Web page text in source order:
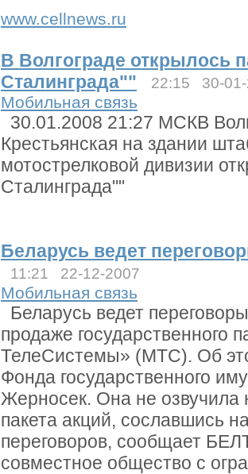
www.cellnews.ru
В Волгограде открылось
Сталинграда""
22:15 30-
Мобильная связь
30.01.2008 21:27 МСКВ
Крестьянская на здании
мотострелковой дивизии
Сталинграда""
Беларусь ведет
11:21 22-12-2007
Мобильная связь
Беларусь ведет
продаже
ТелеСистемы» (МТС). Об
Фонда государственного
Жерносек. Она не озвучила
пакета акций, сославшись
переговоров, сообщает
совместное общество с